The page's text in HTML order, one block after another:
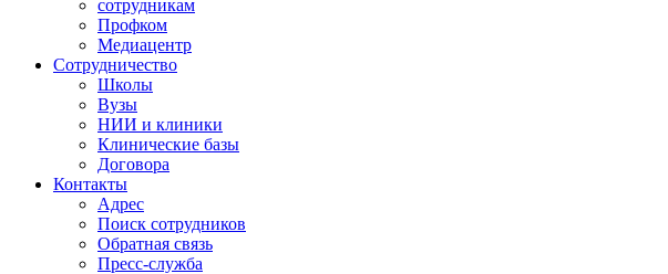
сотрудникам
Профком
Медиацентр
Сотрудничество
Школы
Вузы
НИИ и клиники
Клинические базы
Договора
Контакты
Адрес
Поиск сотрудников
Обратная связь
Пресс-служба